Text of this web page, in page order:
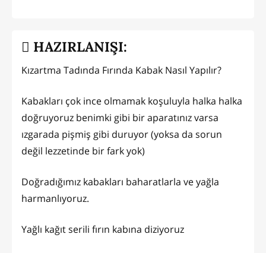
HAZIRLANIŞI:
Kızartma Tadında Fırında Kabak Nasıl Yapılır?
Kabakları çok ince olmamak koşuluyla halka halka
doğruyoruz benimki gibi bir aparatınız varsa
ızgarada pişmiş gibi duruyor (yoksa da sorun
değil lezzetinde bir fark yok)
Doğradığımız kabakları baharatlarla ve yağla
harmanlıyoruz.
Yağlı kağıt serili fırın kabına diziyoruz